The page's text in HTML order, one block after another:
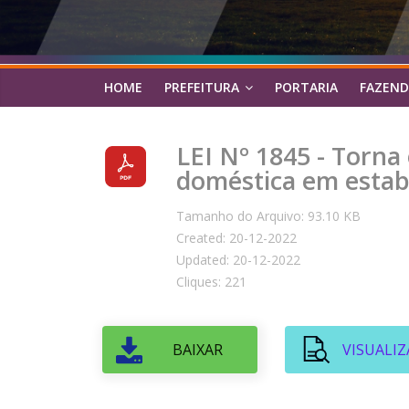
HOME PREFEITURA PORTARIA
LEI Nº 1845 -
doméstica em
Tamanho do Arquivo: 93.10 KB
Created: 20-12-2022
Updated: 20-12-2022
Cliques: 221
BAIXAR